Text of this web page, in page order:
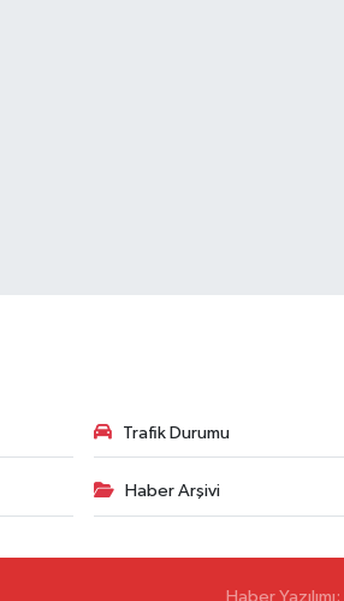
Trafik Durumu
Haber Arşivi
Haber Yazılımı: